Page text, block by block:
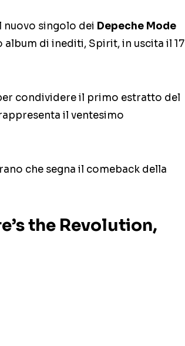
nuovo singolo dei Depeche Mode
di inediti, Spirit, in uscita il 17
condividere il primo estratto del
il ventesimo
che segna il comeback della
the Revolution,